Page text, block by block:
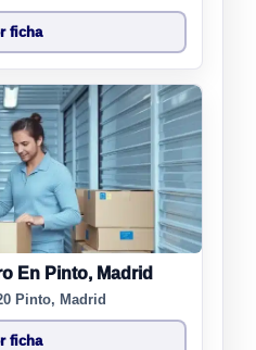
ficha
En Pinto, Madrid
Pinto, Madrid
ficha